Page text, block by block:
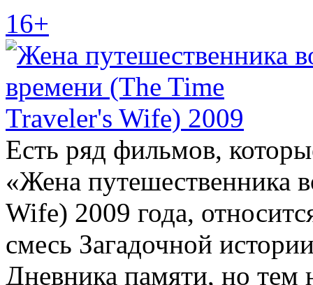
16+
Есть ряд фильмов,
«Жена путешественника
Wife) 2009 года,
смесь Загадочной
Дневника памяти, но тем